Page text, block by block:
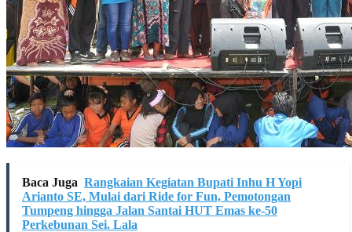
Baca Juga Rangkaian Kegiatan Bupati Inhu H Yopi
Arianto SE, Mulai dari Ride for Fun, Pemotongan
Tumpeng hingga Jalan Santai HUT Emas ke-50
Perkebunan Sei. Lala